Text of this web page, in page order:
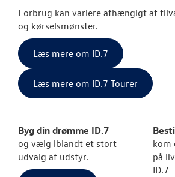
Forbrug kan variere afhængigt af
og kørselsmønster.
Læs mere om ID.7
Læs mere om ID.7 Tourer
Byg din drømme ID.7
og vælg iblandt et stort
udvalg af udstyr.
kom
på
ID.7